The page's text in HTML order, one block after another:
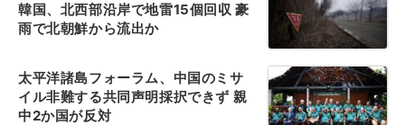
韓国、北西部沿岸で地雷15個回収 豪
雨で北朝鮮から流出か
太平洋諸島フォーラム、中国のミサ
イル非難する共同声明採択できず 親
中2か国が反対